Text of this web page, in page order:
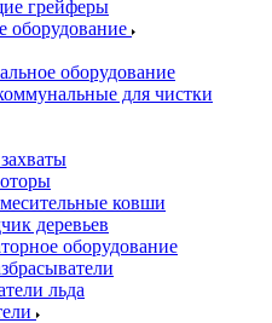
грейферы
оборудование
оборудование
для чистки
ковши
деревьев
оборудование
льда